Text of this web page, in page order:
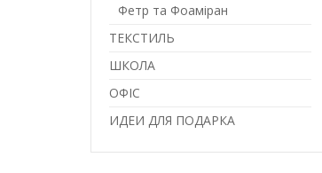
Фетр та Фоаміран
ТЕКСТИЛЬ
ШКОЛА
ОФІС
ИДЕИ ДЛЯ ПОДАРКА